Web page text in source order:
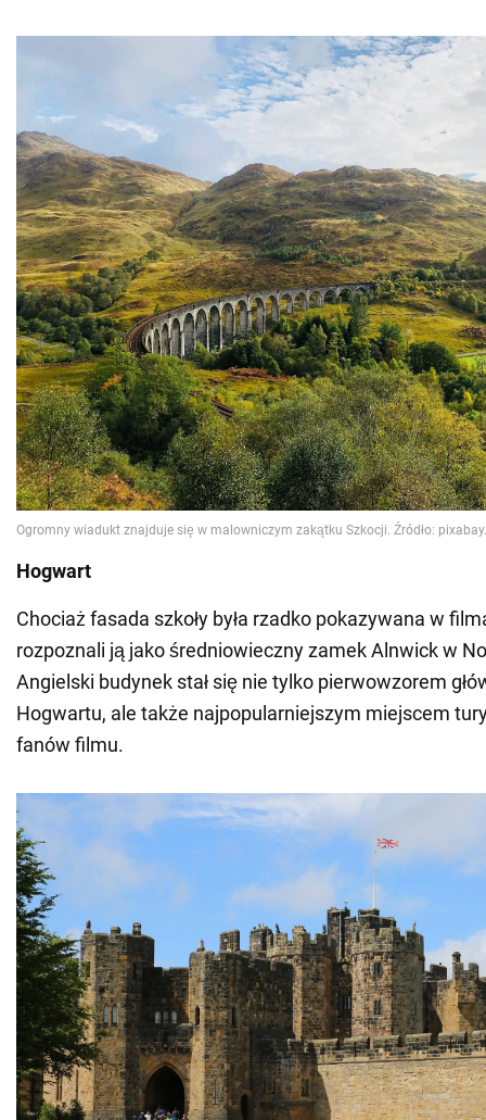
Hogwart
Chociaż fasada szkoły była rzadko pokazywana w
rozpoznali ją jako średniowieczny zamek Alnwick w
Angielski budynek stał się nie tylko pierwowzorem
Hogwartu, ale także najpopularniejszym miejscem
fanów filmu.